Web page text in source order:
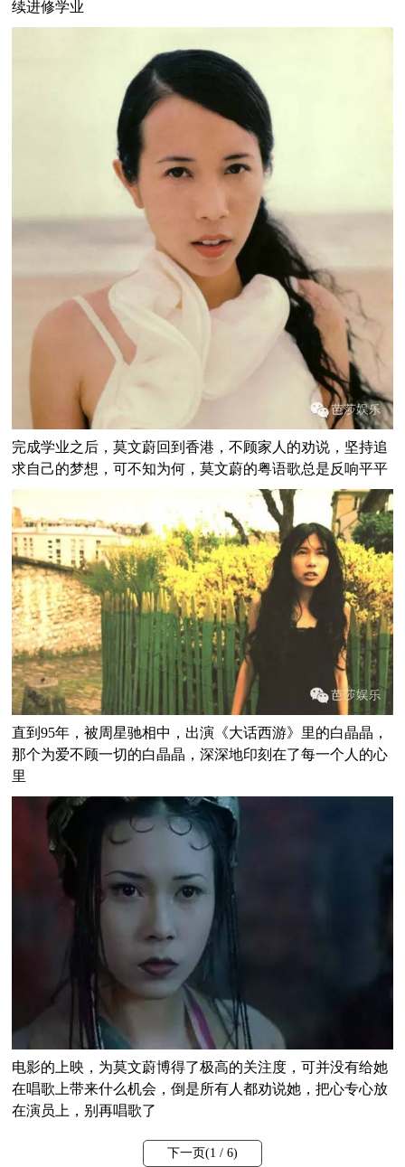
续进修学业
完成学业之后，莫文蔚回到香港，不顾家人的劝说，坚持追
求自己的梦想，可不知为何，莫文蔚的粤语歌总是反响平平
直到95年，被周星驰相中，出演《大话西游》里的白晶晶，
那个为爱不顾一切的白晶晶，深深地印刻在了每一个人的心
里
电影的上映，为莫文蔚博得了极高的关注度，可并没有给她
在唱歌上带来什么机会，倒是所有人都劝说她，把心专心放
在演员上，别再唱歌了
下一页(1 / 6)